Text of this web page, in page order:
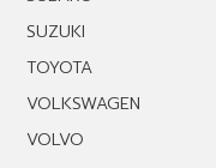
SUZUKI
TOYOTA
VOLKSWAGEN
VOLVO